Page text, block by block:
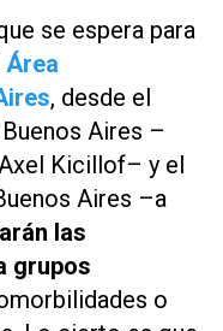
se espera para
Área
, desde el
Aires –
Kicillof– y el
Aires –a
las
grupos
o